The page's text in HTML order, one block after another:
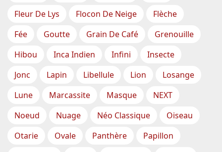
Fleur De Lys
Flocon De Neige
Flèche
Fée
Goutte Grain De Café
Grenouille
Hibou
Inca Indien Infini
Insecte
Jonc
Lapin Libellule Lion
Losange
Lune
Marcassite Masque
NEXT
Noeud
Nuage Néo Classique
Oiseau
Otarie
Ovale Panthère
Papillon